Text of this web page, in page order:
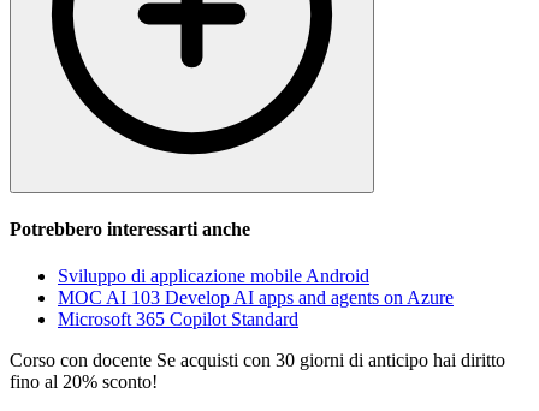
Potrebbero interessarti anche
Sviluppo di applicazione mobile Android
MOC AI 103 Develop AI apps and agents on Azure
Microsoft 365 Copilot Standard
Corso con docente Se acquisti con 30 giorni di anticipo hai diritto
fino al 20% sconto!